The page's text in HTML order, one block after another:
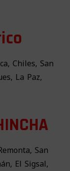
Chiles, San
La Paz,
San
El Sigsal,